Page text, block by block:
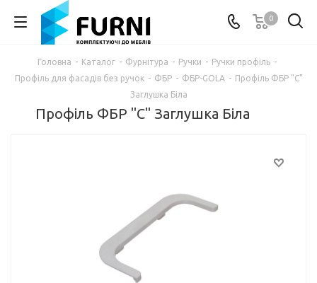
0
Головна - Каталог - Фурнітура - Ручки - Ручки профіль -
Профіль для фасадів без ручок - ФБР - ФБР-GOLA - Профіль ФБР "C"
Заглушка Біла
Профіль ФБР "C" Заглушка Біла